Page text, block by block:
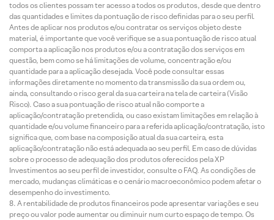
todos os clientes possam ter acesso a todos os produtos, desde que dentro
das quantidades e limites da pontuação de risco definidas para o seu perfil.
Antes de aplicar nos produtos e/ou contratar os serviços objeto deste
material, é importante que você verifique se a sua pontuação de risco atual
comporta a aplicação nos produtos e/ou a contratação dos serviços em
questão, bem como se há limitações de volume, concentração e/ou
quantidade para a aplicação desejada. Você pode consultar essas
informações diretamente no momento da transmissão da sua ordem ou,
ainda, consultando o risco geral da sua carteira na tela de carteira (Visão
Risco). Caso a sua pontuação de risco atual não comporte a
aplicação/contratação pretendida, ou caso existam limitações em relação à
quantidade e/ou volume financeiro para a referida aplicação/contratação, isto
significa que, com base na composição atual da sua carteira, esta
aplicação/contratação não está adequada ao seu perfil. Em caso de dúvidas
sobre o processo de adequação dos produtos oferecidos pela XP
Investimentos ao seu perfil de investidor, consulte o FAQ. As condições de
mercado, mudanças climáticas e o cenário macroeconômico podem afetar o
desempenho do investimento.
A rentabilidade de produtos financeiros pode apresentar variações e seu
preço ou valor pode aumentar ou diminuir num curto espaço de tempo. Os